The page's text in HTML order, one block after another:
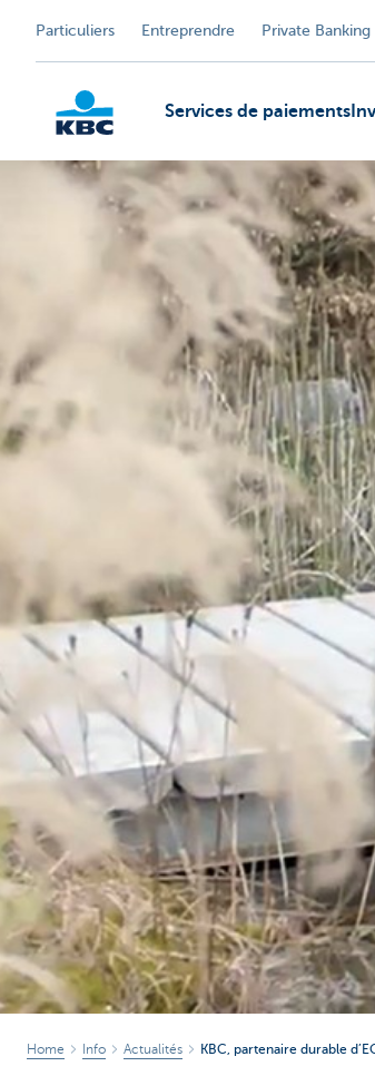
Particuliers Entreprendre Private Banking
Services de paiements
Home Info Actualités KBC, partenaire durable